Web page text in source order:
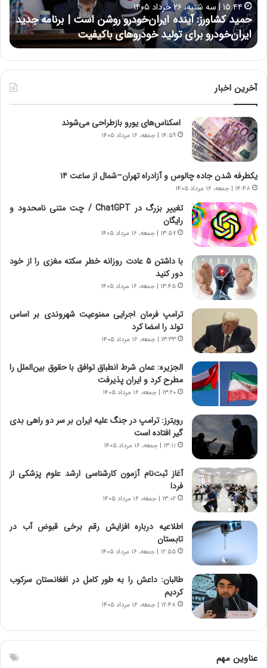
ایران‌خودرو روشن است | برنامه جدید
خودروهای باکیفیت
ی
ی
:
د
ر
ط
ا
ا
ا
،
ی
گ
ه
ی
ن
،
ا
ه
ر
ق
ا
ن
۱۷:۳۹ | سه شنبه، ۲۲ اردیبهشت ۱۴۰۵
حسین علایی: در طول
نتوانسته در مقابل
آخرین اخبار
اسکناس‌های یورو بازطراحی می‌شوند
۱۴:۵۹ | جمعه، ۱۶ مرداد ۱۴۰۵
یکطرفه شدن جاده چالوس و آزادراه تهران–شمال از ساعت ۱۴
۱۴:۴۸ | جمعه، ۱۶ مرداد ۱۴۰۵
تغییر بزرگ در ChatGPT / چت متنی نامحدود و
رایگان
۱۳:۵۷ | جمعه، ۱۶ مرداد ۱۴۰۵
با داشتن ۵ عادت روزانه خطر سکته مغزی را از خود
دور کنید
۱۳:۴۵ | جمعه، ۱۶ مرداد ۱۴۰۵
ترامپ فرمان اجرایی ممنوعیت شهروندی بر اساس
تولد را امضا کرد
۱۳:۳۳ | جمعه، ۱۶ مرداد ۱۴۰۵
الجزیره: عمان شرط انطباق توافق با حقوق بین‌الملل را
مطرح کرد و ایران پذیرفت
۱۳:۲۰ | جمعه، ۱۶ مرداد ۱۴۰۵
رویترز: ترامپ در جنگ علیه ایران بر سر دو راهی بدی
گیر افتاده است
۱۳:۱۱ | جمعه، ۱۶ مرداد ۱۴۰۵
آغاز ثبت‌نام‌ آزمون کارشناسی ارشد علوم پزشکی از
فردا
۱۳:۰۲ | جمعه، ۱۶ مرداد ۱۴۰۵
اطلاعیه درباره افزایش رقم برخی قبوض آب در
تابستان
۱۲:۵۵ | جمعه، ۱۶ مرداد ۱۴۰۵
طالبان: داعش را به طور کامل در افغانستان سرکوب
کردیم
۱۲:۴۸ | جمعه، ۱۶ مرداد ۱۴۰۵
عناوین مهم